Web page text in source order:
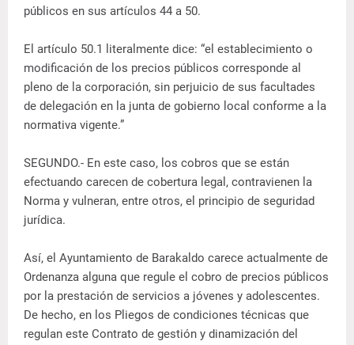
públicos en sus artículos 44 a 50.
El artículo 50.1 literalmente dice: “el establecimiento o
modificación de los precios públicos corresponde al
pleno de la corporación, sin perjuicio de sus facultades
de delegación en la junta de gobierno local conforme a la
normativa vigente.”
SEGUNDO.- En este caso, los cobros que se están
efectuando carecen de cobertura legal, contravienen la
Norma y vulneran, entre otros, el principio de seguridad
jurídica.
Así, el Ayuntamiento de Barakaldo carece actualmente de
Ordenanza alguna que regule el cobro de precios públicos
por la prestación de servicios a jóvenes y adolescentes.
De hecho, en los Pliegos de condiciones técnicas que
regulan este Contrato de gestión y dinamización del